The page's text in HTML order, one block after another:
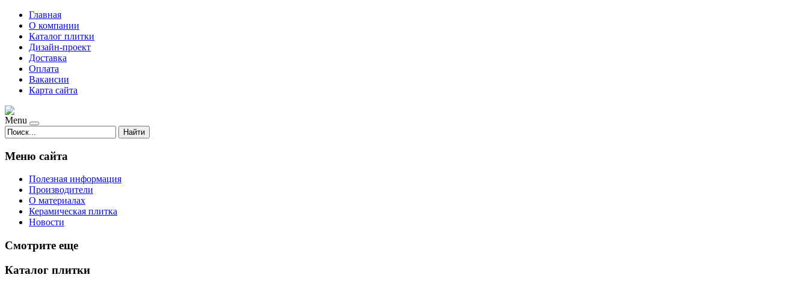
Главная
О компании
Каталог плитки
Дизайн-проект
Доставка
Оплата
Вакансии
Карта сайта
Menu
Найти
Меню сайта
Полезная информация
Производители
О материалах
Керамическая плитка
Новости
Смотрите еще
Каталог плитки